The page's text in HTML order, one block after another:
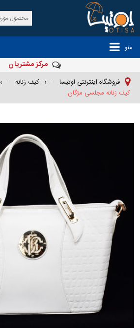
منو
مرکز مشتریان
فروشگاه اینترنتی اوتیسا —› کیف زنانه —›
کیف زنانه مجلسی مژگان